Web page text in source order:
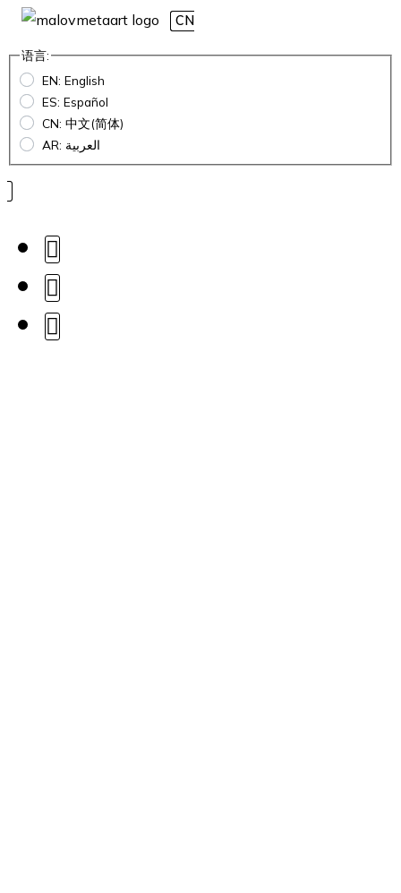
CN
语言:
EN: English
ES: Español
CN: 中文(简体)
AR: العربية